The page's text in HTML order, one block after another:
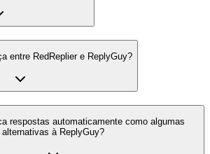
entre RedReplier e ReplyGuy?
respostas automaticamente como algumas
alternativas à ReplyGuy?